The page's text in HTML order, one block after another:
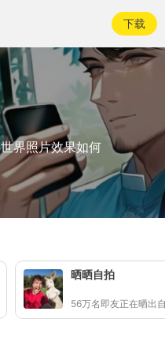
下载
界照片效果如何
晒晒自拍
56万名即友正在晒出